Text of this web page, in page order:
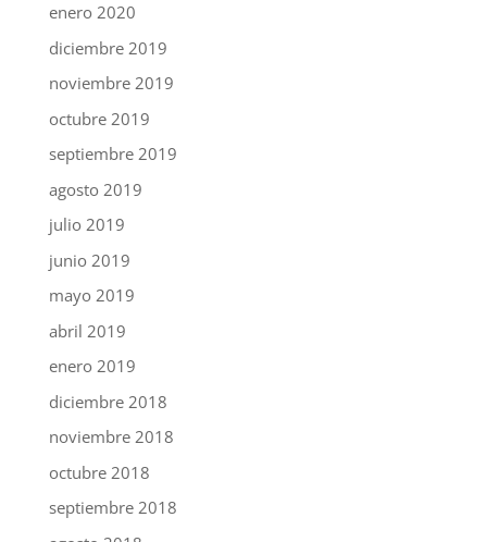
enero 2020
diciembre 2019
noviembre 2019
octubre 2019
septiembre 2019
agosto 2019
julio 2019
junio 2019
mayo 2019
abril 2019
enero 2019
diciembre 2018
noviembre 2018
octubre 2018
septiembre 2018